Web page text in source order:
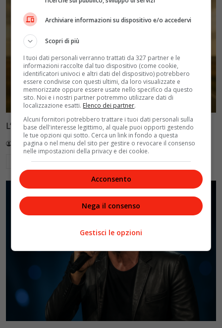
L’Eternità di Fabrizio Moro: il nuovo testo
Redazione VelvetMAG 13 Luglio 2026
Leggi di più
Archiviare informazioni su dispositivo e/o accedervi
Scopri di più
I tuoi dati personali verranno trattati da 327 partner e le
informazioni raccolte dal tuo dispositivo (come cookie,
identificatori univoci e altri dati del dispositivo) potrebbero
essere condivise con questi ultimi, da loro visualizzate e
memorizzate oppure essere usate nello specifico da questo
sito. Noi e i nostri partner potremmo utilizzare dati di
localizzazione esatti. Elenco dei partner.
Alcuni fornitori potrebbero trattare i tuoi dati personali sulla
base dell'interesse legittimo, al quale puoi opporti gestendo
le tue opzioni qui sotto. Cerca un link in fondo a questa
pagina o nel menu del sito per gestire o revocare il consenso
nelle impostazioni della privacy e dei cookie.
Acconsento
Nega il consenso
Gestisci le opzioni